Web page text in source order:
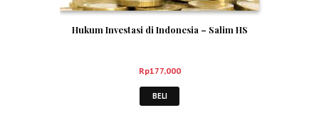
Hukum Investasi di Indonesia – Salim HS
Rp177,000
BELI